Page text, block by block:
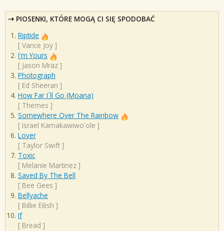
PIOSENKI, KTÓRE MOGĄ CI SIĘ SPODOBAĆ
Riptide
[ Vance Joy ]
I'm Yours
[ Jason Mraz ]
Photograph
[ Ed Sheeran ]
How Far I´ll Go (Moana)
[ Themes ]
Somewhere Over The Rainbow
[ Israel Kamakawiwo'ole ]
Lover
[ Taylor Swift ]
Toxic
[ Melanie Martinez ]
Saved By The Bell
[ Bee Gees ]
Bellyache
[ Billie Eilish ]
If
[ Bread ]